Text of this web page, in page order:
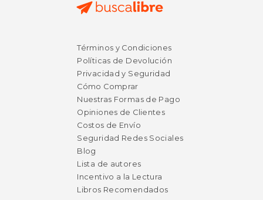
$ 6.16 dcto.
Términos y Condiciones
Políticas de Devolución
Privacidad y Seguridad
Cómo Comprar
Nuestras Formas de Pago
Opiniones de Clientes
Costos de Envío
Seguridad Redes Sociales
Blog
Lista de autores
Incentivo a la Lectura
Libros Recomendados